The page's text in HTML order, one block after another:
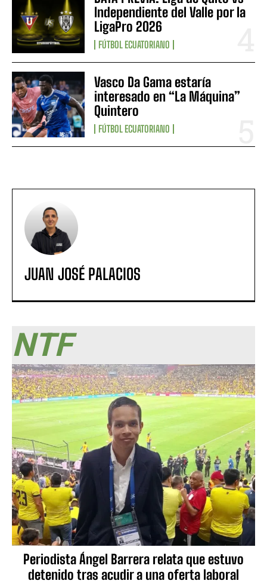
Independiente del Valle por la
LigaPro 2026
FÚTBOL ECUATORIANO
Vasco Da Gama estaría
interesado en “La Máquina”
Quintero
FÚTBOL ECUATORIANO
JUAN JOSÉ PALACIOS
NTF
Periodista Ángel Barrera relata que estuvo
detenido tras acudir a una oferta laboral